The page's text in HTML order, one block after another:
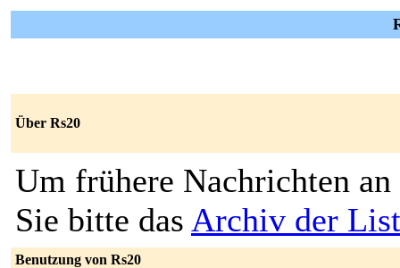
Über Rs20
Um frühere Nachrichten an
Sie bitte das Archiv der
Benutzung von Rs20